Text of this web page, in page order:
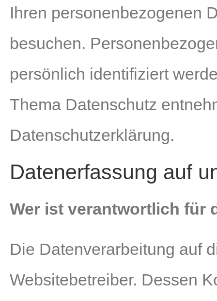
Ihren personenbezogenen
besuchen.
persönlich identifiziert
Thema Datenschutz
Datenschutzerklärung.
Datenerfassung auf
Wer ist verantwortlich für
Die Datenverarbeitung auf
Websitebetreiber. Dessen